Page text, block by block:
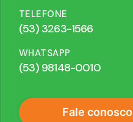
TELEFONE
(53) 3263-1566
WHATSAPP
(53) 98148-0010
Fale conosco